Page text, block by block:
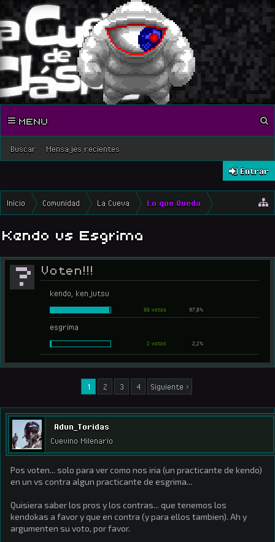
Buscar Mensajes recientes
MENU
Entrar
Inicio Comunidad La Cueva Lo que Queda
Kendo vs Esgrima
? Voten!!!
kendo, kenjutsu
88 votos 97,8%
esgrima
2 votos 2,2%
1 2 3 4 Siguiente >
Adun_Toridas
Cuevino Milenario
Pos voten... solo para ver como nos iria (un practicante de kendo)
en un vs contra algun practicante de esgrima...
Quisiera saber los pros y los contras... que tenemos los
kendokas a favor y que en contra (y para ellos tambien). Ah y
argumenten su voto, por favor.